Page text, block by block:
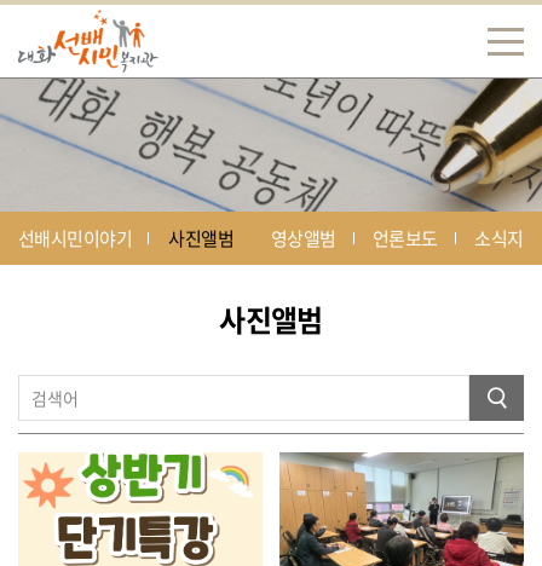
선배시민이야기 사진앨범 영상앨범 언론보도 소식지
사진앨범